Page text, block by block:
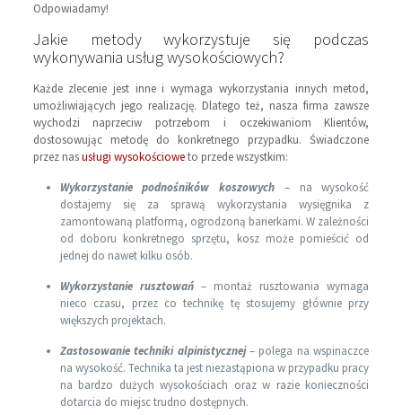
Odpowiadamy!
Jakie metody wykorzystuje się podczas
wykonywania usług wysokościowych?
Każde zlecenie jest inne i wymaga wykorzystania innych metod,
umożliwiających jego realizację. Dlatego też, nasza firma zawsze
wychodzi naprzeciw potrzebom i oczekiwaniom Klientów,
dostosowując metodę do konkretnego przypadku. Świadczone
przez nasusługi wysokościoweto przede wszystkim:
Wykorzystanie podnośników koszowych – na wysokość
dostajemy się za sprawą wykorzystania wysięgnika z
zamontowaną platformą, ogrodzoną barierkami. W zależności
od doboru konkretnego sprzętu, kosz może pomieścić od
jednej do nawet kilku osób.
Wykorzystanie rusztowań– montaż rusztowania wymaga
nieco czasu, przez co technikę tę stosujemy głównie przy
większych projektach.
Zastosowanie techniki alpinistycznej– polega na wspinaczce
na wysokość. Technika ta jest niezastąpiona w przypadku pracy
na bardzo dużych wysokościach oraz w razie konieczności
dotarcia do miejsc trudno dostępnych.